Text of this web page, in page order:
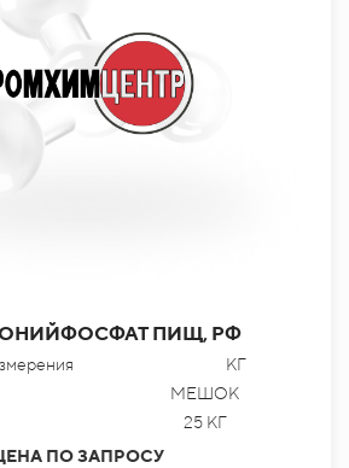
ПИЩ, РФ
КГ
МЕШОК
25 КГ
ПО ЗАПРОСУ